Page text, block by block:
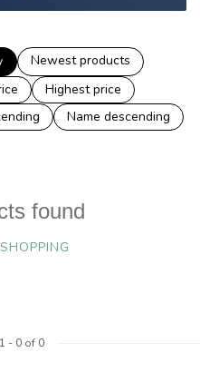
Newest products
Highest price
Name descending
found
1 - 0of 0